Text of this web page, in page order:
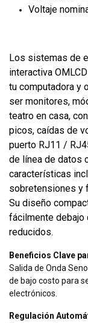
Voltaje
Los sistemas de
interactiva
tu computadora y
ser monitores,
teatro en casa,
picos, caídas de
puerto RJ11 /
de línea de datos
características
sobretensiones y
Su diseño
fácilmente
reducidos.
Beneficios Clave
Salida de Onda
de bajo costo para
electrónicos.
Regulación